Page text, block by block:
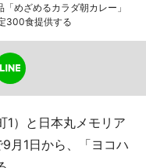
めざめるカラダ朝カレー」
300食提供する
1）と日本丸メモリア
月1日から、「ヨコハ